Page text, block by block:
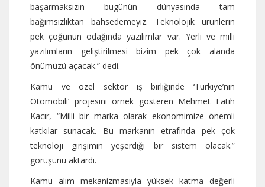
başarmaksızın bugünün dünyasında tam
bağımsızlıktan bahsedemeyiz. Teknolojik ürünlerin
pek çoğunun odağında yazılımlar var. Yerli ve milli
yazılımların geliştirilmesi bizim pek çok alanda
önümüzü açacak.” dedi.
Kamu ve özel sektör iş birliğinde ‘Türkiye’nin
Otomobili’ projesini örnek gösteren Mehmet Fatih
Kacır, “Milli bir marka olarak ekonomimize önemli
katkılar sunacak. Bu markanın etrafında pek çok
teknoloji girişimin yeşerdiği bir sistem olacak.”
görüşünü aktardı.
Kamu alım mekanizmasıyla yüksek katma değerli